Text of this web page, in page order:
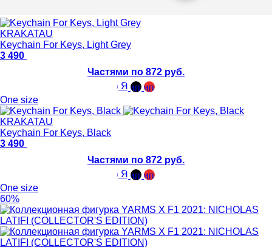
KRAKATAU
Keychain For Keys, Light Grey
3 490
Частями по 872 руб.
One size
KRAKATAU
Keychain For Keys, Black
3 490
Частями по 872 руб.
One size
60%